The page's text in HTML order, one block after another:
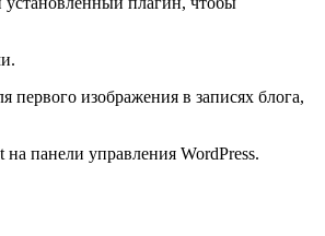
изображения в записях блога,
панели управления WordPress.